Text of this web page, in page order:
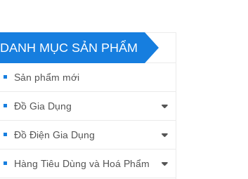
DANH MỤC SẢN PHẨM
Sản phẩm mới
Đồ Gia Dụng
Đồ Điện Gia Dụng
Hàng Tiêu Dùng và Hoá Phẩm